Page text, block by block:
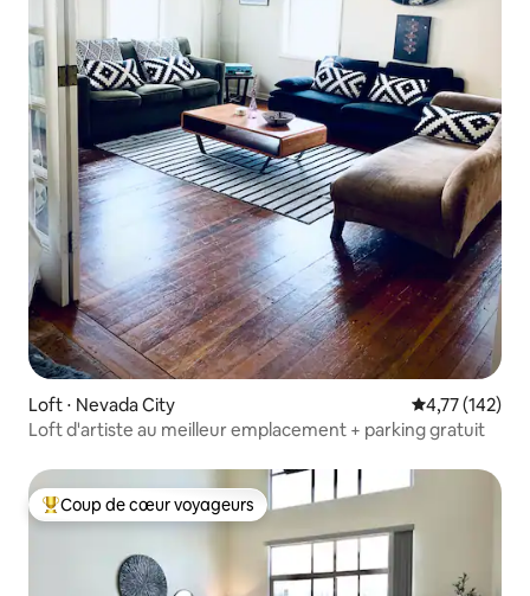
Loft ⋅ Nevada City Évaluation
4,77 (142)
Loft d'artiste au meilleur emplacement + parking gratuit
Coups de cœur voyageurs les plus appréciés
Coup de cœur voyageurs